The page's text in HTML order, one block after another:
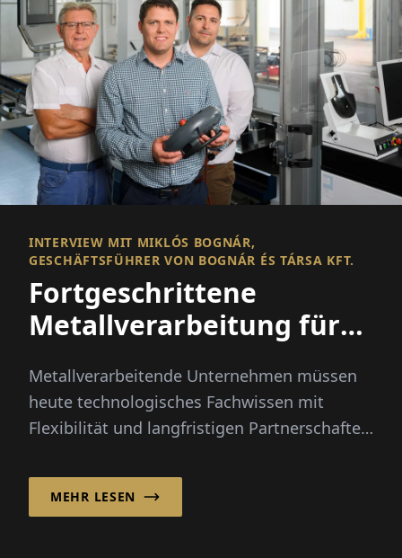
INTERVIEW MIT MIKLÓS BOGNÁR,
GESCHÄFTSFÜHRER VON BOGNÁR ÉS TÁRSA KFT.
Fortgeschrittene
Metallverarbeitung für
Metallverarbeitende Unternehmen müssen
heute technologisches Fachwissen mit
Flexibilität und langfristigen Partnerschaften
Märkten wettbewerbsfähig zu bleiben.
MEHR LESEN